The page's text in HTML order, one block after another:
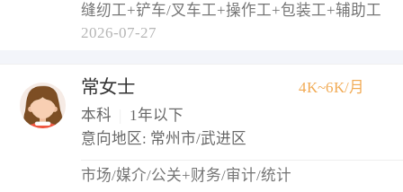
缝纫工+铲车/叉车工+操作工+包装工+辅助工
2026-07-27
常女士
4K~6K/月
本科
1年以下
意向地区: 常州市/武进区
市场/媒介/公关+财务/审计/统计